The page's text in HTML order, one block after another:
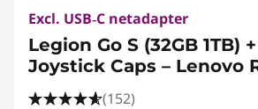
Excl. USB‑C netadapter
Legion Go S (32GB 1TB)
Joystick Caps – Lenovo
(152)